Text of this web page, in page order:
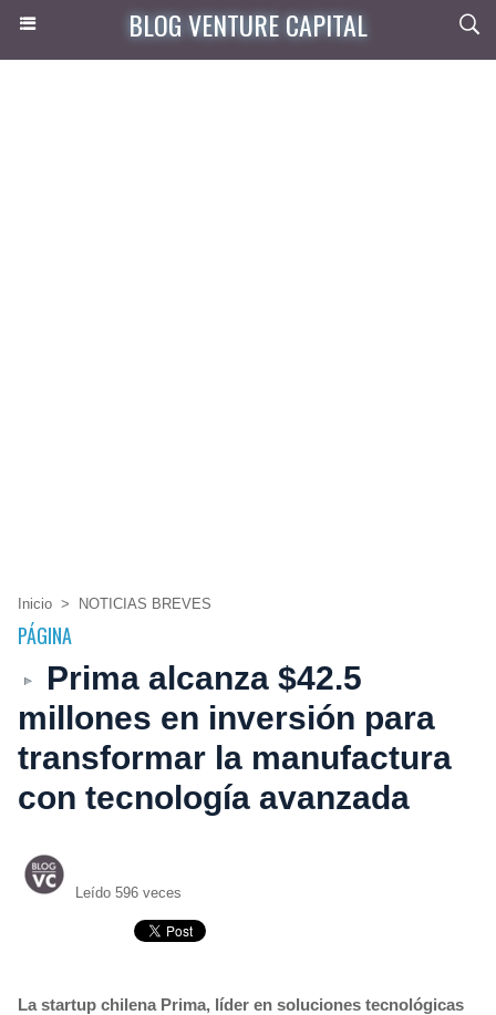
BLOG VENTURE CAPITAL
Inicio > NOTICIAS BREVES
PÁGINA
Prima alcanza $42.5
millones en inversión para
transformar la manufactura
con tecnología avanzada
Leído 596 veces
La startup chilena Prima, líder en soluciones tecnológicas